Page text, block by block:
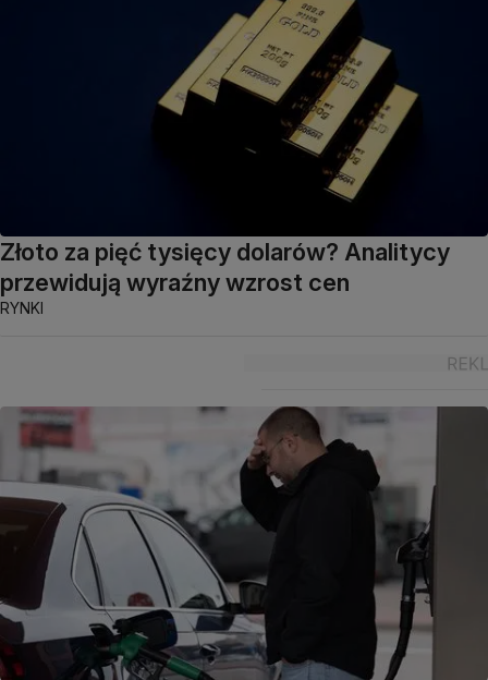
Złoto za pięć tysięcy dolarów? Analitycy
przewidują wyraźny wzrost cen
RYNKI